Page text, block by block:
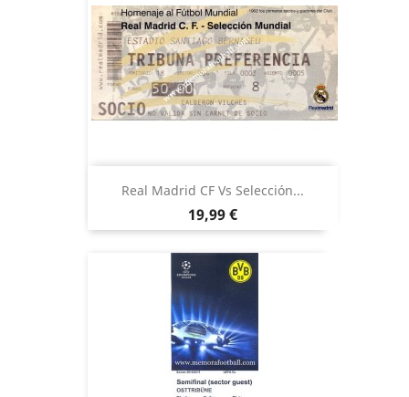
Real Madrid CF Vs Selección...
Precio
19,99 €